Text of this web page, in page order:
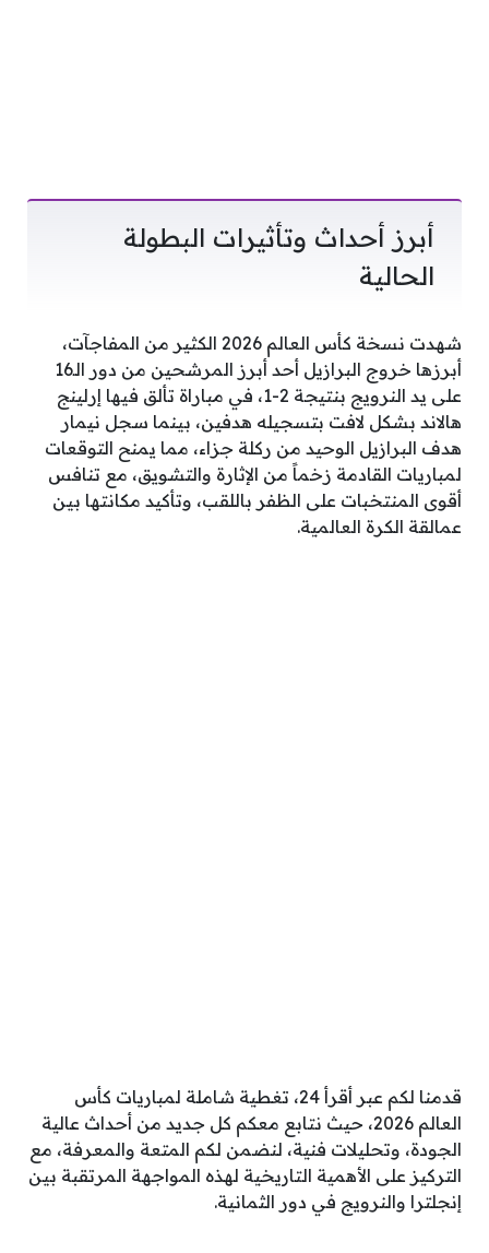
أبرز أحداث وتأثيرات البطولة
الحالية
شهدت نسخة كأس العالم 2026 الكثير من المفاجآت،
أبرزها خروج البرازيل أحد أبرز المرشحين من دور الـ16
على يد النرويج بنتيجة 2-1، في مباراة تألق فيها إرلينج
هالاند بشكل لافت بتسجيله هدفين، بينما سجل نيمار
هدف البرازيل الوحيد من ركلة جزاء، مما يمنح التوقعات
لمباريات القادمة زخماً من الإثارة والتشويق، مع تنافس
أقوى المنتخبات على الظفر باللقب، وتأكيد مكانتها بين
عمالقة الكرة العالمية.
قدمنا لكم عبر أقرأ 24، تغطية شاملة لمباريات كأس
العالم 2026، حيث نتابع معكم كل جديد من أحداث عالية
الجودة، وتحليلات فنية، لنضمن لكم المتعة والمعرفة، مع
التركيز على الأهمية التاريخية لهذه المواجهة المرتقبة بين
إنجلترا والنرويج في دور الثمانية.